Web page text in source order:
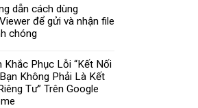
Windows
Cập
Nhật
Cách
Tắt
11
Nhanh
Chóng
dẫn cách dùng
để gửi và nhận file
chóng
Khắc Phục Lỗi “Kết Nối
Không Phải Là Kết
Tư” Trên Google